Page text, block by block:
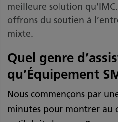
meilleure solution
offrons du soutien à
mixte.
Quel genre
qu’Équipement
Nous commençons par
minutes pour montrer au